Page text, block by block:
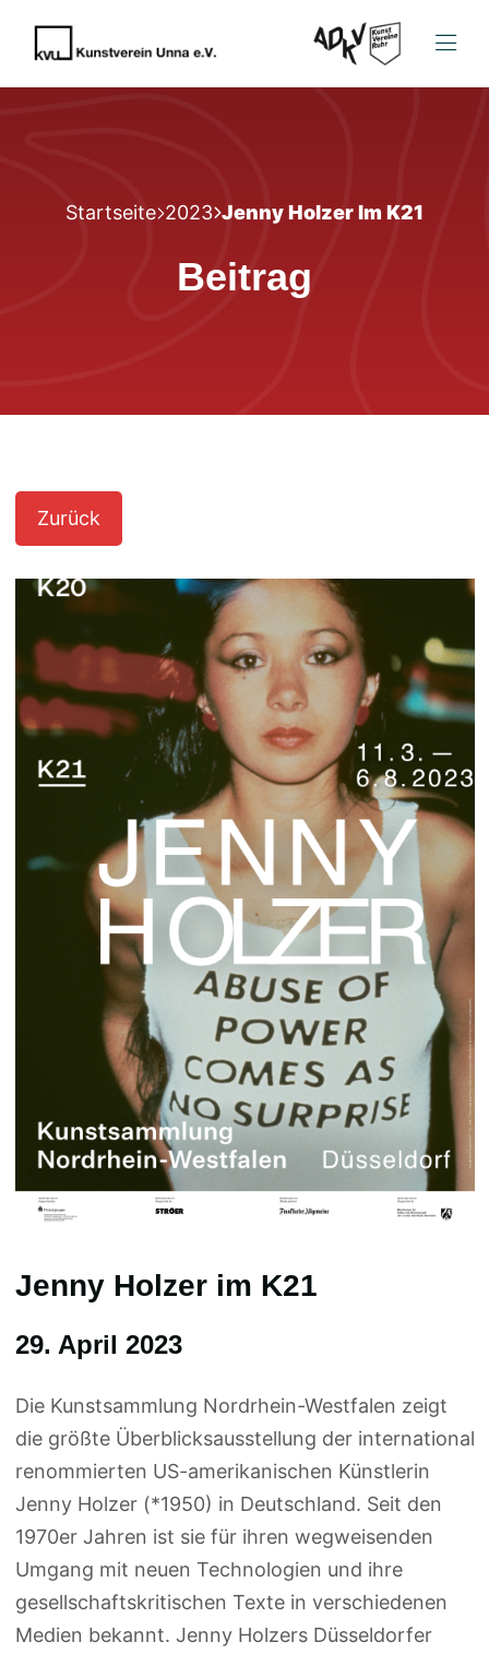
Startseite 2023 Jenny Holzer Im K21
Beitrag
Jenny Holzer im K21
29. April 2023
Die Kunstsammlung Nordrhein-Westfalen zeigt
die größte Überblicksausstellung der international
renommierten US-amerikanischen Künstlerin
Jenny Holzer (*1950) in Deutschland. Seit den
1970er Jahren ist sie für ihren wegweisenden
Umgang mit neuen Technologien und ihre
gesellschaftskritischen Texte in verschiedenen
Medien bekannt. Jenny Holzers Düsseldorfer